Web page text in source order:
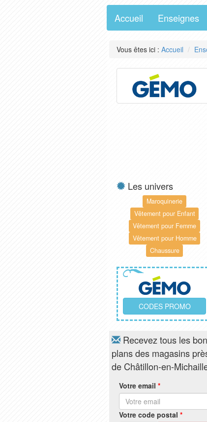
Accueil Enseignes
Vous êtes ici : Accueil
Les univers
Maroquinerie
Vêtement pour Enfant
Vêtement pour Femme
Vêtement pour Homme
Chaussure
CODES PROMO
Recevez tous les
plans des magasins
de Châtillon-en-
Votre email *
Votre code postal *